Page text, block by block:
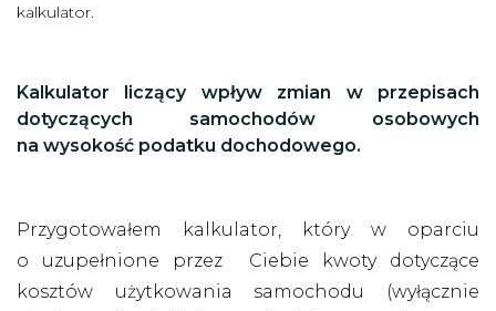
kalkulator.
Kalkulator liczący wpływ zmian w przepisach
dotyczących samochodów osobowych
na wysokość podatku dochodowego.
Przygotowałem kalkulator, który w oparciu
o uzupełnione przez Ciebie kwoty dotyczące
kosztów użytkowania samochodu (wyłącznie